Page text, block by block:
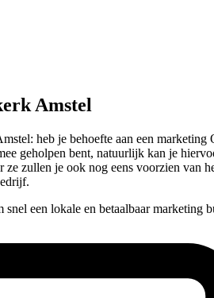
Amstel
heb je behoefte aan een
geholpen bent, natuurlijk kan je
zullen je ook nog eens voorzien van
snel een lokale en betaalbaar marketing